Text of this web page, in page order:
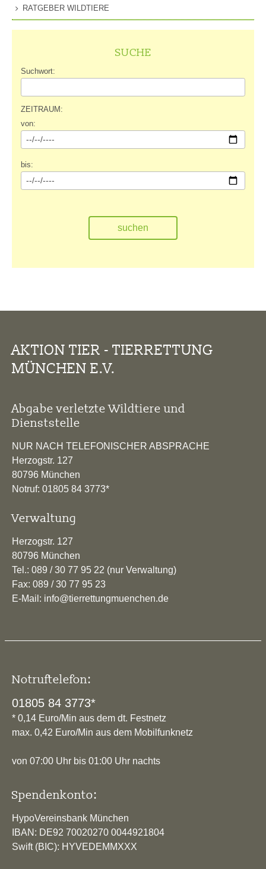
RATGEBER WILDTIERE
SUCHE
Suchwort:
ZEITRAUM:
von:
bis:
AKTION TIER - TIERRETTUNG
MÜNCHEN E.V.
Abgabe verletzte Wildtiere und
Dienststelle
NUR NACH TELEFONISCHER ABSPRACHE
Herzogstr. 127
80796 München
Notruf: 01805 84 3773*
Verwaltung
Herzogstr. 127
80796 München
Tel.: 089 / 30 77 95 22 (nur Verwaltung)
Fax: 089 / 30 77 95 23
E-Mail: info@tierrettungmuenchen.de
Notruftelefon:
01805 84 3773*
* 0,14 Euro/Min aus dem dt. Festnetz
max. 0,42 Euro/Min aus dem Mobilfunknetz
von 07:00 Uhr bis 01:00 Uhr nachts
Spendenkonto:
HypoVereinsbank München
IBAN: DE92 70020270 0044921804
Swift (BIC): HYVEDEMMXXX